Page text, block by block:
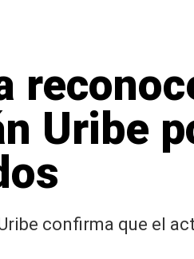
Uribe
confirma que el